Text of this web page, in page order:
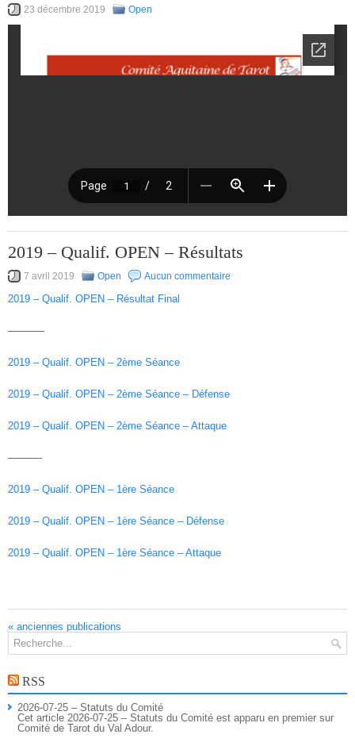
23 décembre 2019 Open
2019 – Qualif. OPEN – Résultats
7 avril 2019 Open Aucun commentaire
2019 – Qualif. OPEN – Résultat Final
———–
2019 – Qualif. OPEN – 2ème Séance
2019 – Qualif. OPEN – 2ème Séance – Défense
2019 – Qualif. OPEN – 2ème Séance – Attaque
———-
2019 – Qualif. OPEN – 1ère Séance
2019 – Qualif. OPEN – 1ère Séance – Défense
2019 – Qualif. OPEN – 1ère Séance – Attaque
« anciennes publications
RSS
2026-07-25 – Statuts du Comité
Cet article 2026-07-25 – Statuts du Comité est apparu en premier sur
Comité de Tarot du Val Adour.